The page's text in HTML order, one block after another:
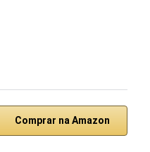
Comprar na Amazon